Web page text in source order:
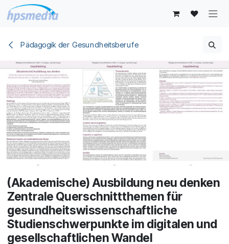
Zum Inhalt springen
Pädagogik der Gesundheitsberufe
(Akademische) Ausbildung neu denken
Zentrale Querschnittthemen für
gesundheitswissenschaftliche
Studienschwerpunkte im digitalen und
gesellschaftlichen Wandel